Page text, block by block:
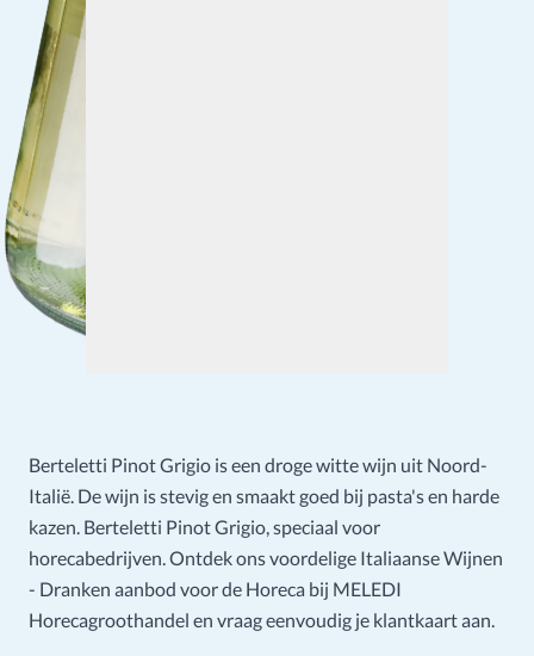
Berteletti Pinot Grigio is een droge witte wijn uit Noord-
Italië. De wijn is stevig en smaakt goed bij pasta's en harde
kazen. Berteletti Pinot Grigio, speciaal voor
horecabedrijven. Ontdek ons voordelige Italiaanse Wijnen
- Dranken aanbod voor de Horeca bij MELEDI
Horecagroothandel en vraag eenvoudig je klantkaart aan.